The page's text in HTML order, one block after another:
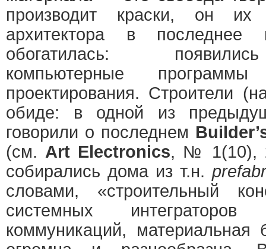
производит краски, он их
архитектора в последнее
обогатилась:
компьютерные программы
проектирования. Строители
обиде: в одной из
говорили о последнем
(см. Art Electronics, № 1(10),
собирались дома из т.н.
словами, «строительный
системных
коммуникаций, материальная